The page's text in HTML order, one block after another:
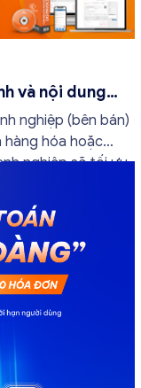
và nội dung
nghiệp (bên bán)
hóa hoặc
nghiệp sẽ tối ưu
án phạt hành